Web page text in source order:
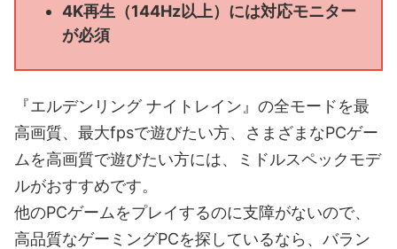
4K再生（144Hz以上）には対応モニター
が必須
『エルデンリング ナイトレイン』の全モードを最
高画質、最大fpsで遊びたい方、さまざまなPCゲー
ムを高画質で遊びたい方には、ミドルスペックモデ
ルがおすすめです。
他のPCゲームをプレイするのに支障がないので、
高品質なゲーミングPCを探しているなら、バラン